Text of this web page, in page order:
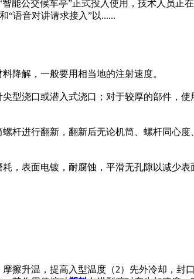
能公交候车亭”正式投入使用，技术人员正
“语音对讲请求接入”以......
降解，一般要用相当地的注射速度。
型浇口或潜入式浇口；对于较厚的部件，
杆进行翻新，翻新后无论机筒、螺杆同心
，表面电镀，耐腐蚀，平滑无孔隙以减少
擦升温，提高入型温度（2）先外冷却，封